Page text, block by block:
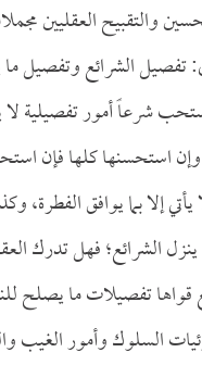
والتقبيح العقليين
تفصيل الشرائع وتفصيل
شرعاً أمور تفصيلية لا
استحسنها كلها فإن
إلا بما يوافق الفطرة،
ينزل الشرائع؛ فهل تدرك
تفصيلات ما يصلح
السلوك وأمور الغيب